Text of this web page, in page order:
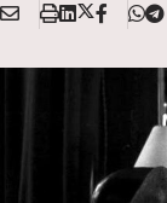
Condividi:
E
A
S
a
L
n
X
T
F
T
l
g
r
a